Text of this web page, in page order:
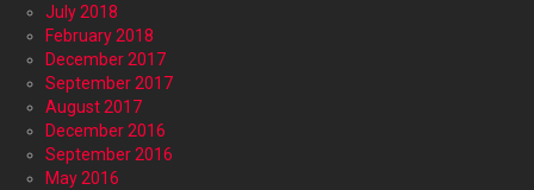
July 2018
February 2018
December 2017
September 2017
August 2017
December 2016
September 2016
May 2016